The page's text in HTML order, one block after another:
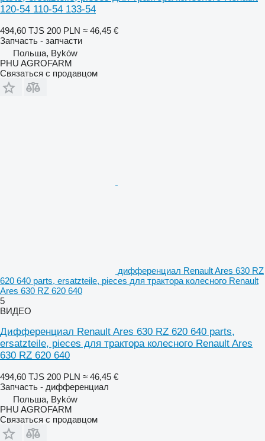
120-54 110-54 133-54
494,60 TJS 200 PLN ≈ 46,45 €
Запчасть - запчасти
Польша, Byków
PHU AGROFARM
Связаться с продавцом
дифференциал Renault Ares 630 RZ
620 640 parts, ersatzteile, pieces для трактора колесного Renault
Ares 630 RZ 620 640
5
ВИДЕО
Дифференциал Renault Ares 630 RZ 620 640 parts,
ersatzteile, pieces для трактора колесного Renault Ares
630 RZ 620 640
494,60 TJS 200 PLN ≈ 46,45 €
Запчасть - дифференциал
Польша, Byków
PHU AGROFARM
Связаться с продавцом